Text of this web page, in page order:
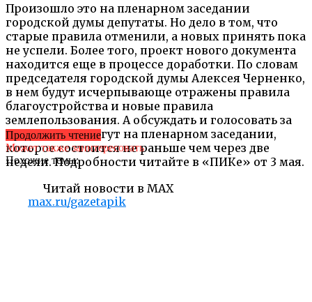
Произошло это на пленарном заседании
городской думы депутаты. Но дело в том, что
старые правила отменили, а новых принять пока
не успели. Более того, проект нового документа
находится еще в процессе доработки. По словам
председателя городской думы Алексея Черненко,
в нем будут исчерпывающе отражены правила
благоустройства и новые правила
землепользования. А обсуждать и голосовать за
него думцы смогут на пленарном заседании,
которое состоится не раньше чем через две
недели. Подробности читайте в «ПИКе» от 3 мая.
Читай новости в MAX
max.ru/gazetapik
Продолжить чтение
Может также заинтересовать
Похожие темы: